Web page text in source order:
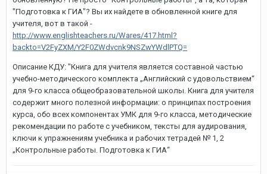
"Подготовка к ГИА"? Вы их найдете в обновленной книге для
учителя, вот в такой -
http://www.englishteachers.ru/Wares/417.html?
backto=V2FyZXM/Y2F0ZWdvcnk9NSZwYWdlPTQ=
Описание КДУ: "Книга для учителя является составной частью
учебно-методического комплекта „Английский с удовольствием“
для 9-го класса общеобразовательной школы. Книга для учителя
содержит много полезной информации: о принципах построения
курса, обо всех компонентах УМК для 9-го класса, методические
рекомендации по работе с учебником, тексты для аудирования,
ключи к упражнениям учебника и рабочих тетрадей № 1, 2
„Контрольные работы. Подготовка к ГИА“